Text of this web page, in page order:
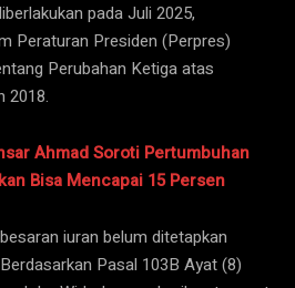
pada Juli 2025,
Peraturan Presiden (Perpres)
Perubahan Ketiga atas
2018.
Ahmad Soroti Pertumbuhan
Bisa Mencapai 15 Persen
iuran belum ditetapkan
Pasal 103B Ayat (8)